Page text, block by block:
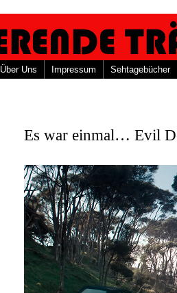
Über Uns Impressum Sehtagebücher
Es war einmal… Evil